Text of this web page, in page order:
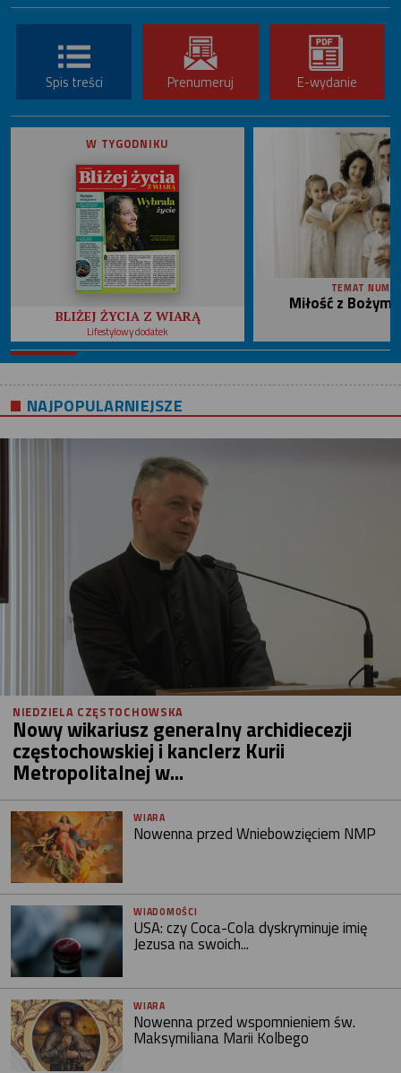
Spis treści Prenumeruj E-wydanie
W TYGODNIKU
BLIŻEJ ŻYCIA Z WIARĄ
Lifestylowy dodatek
TEMAT
Miłość z
NAJPOPULARNIEJSZE
NIEDZIELA CZĘSTOCHOWSKA
Nowy wikariusz generalny archidiecezji
częstochowskiej i kanclerz Kurii
Metropolitalnej w...
WIARA
Nowenna przed Wniebowzięciem NMP
WIADOMOŚCI
USA: czy Coca-Cola dyskryminuje imię
Jezusa na swoich...
WIARA
Nowenna przed wspomnieniem św.
Maksymiliana Marii Kolbego